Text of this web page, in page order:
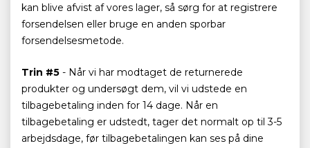
kan blive afvist af vores lager, så sørg for at registrere
forsendelsen eller bruge en anden sporbar
forsendelsesmetode.
Trin #5 - Når vi har modtaget de returnerede
produkter og undersøgt dem, vil vi udstede en
tilbagebetaling inden for 14 dage. Når en
tilbagebetaling er udstedt, tager det normalt op til 3-5
arbejdsdage, før tilbagebetalingen kan ses på dine